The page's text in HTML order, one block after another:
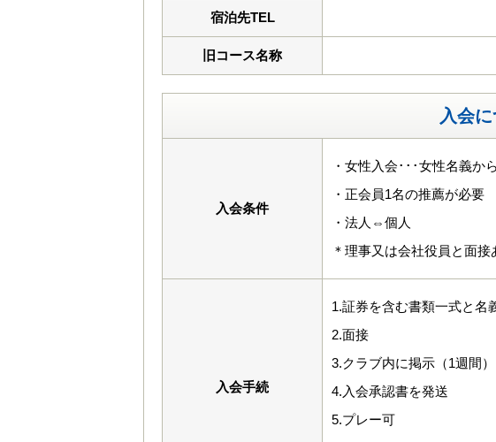
宿泊先TEL
旧コース名称
入会
入会条件
・女性入会･･･女性名義から
・正会員1名の推薦が必要
・法人⇔個人
＊理事又は会社役員と面接
入会手続
1.証券を含む書類一式と名
2.面接
3.クラブ内に掲示（1週間）
4.入会承認書を発送
5.プレー可